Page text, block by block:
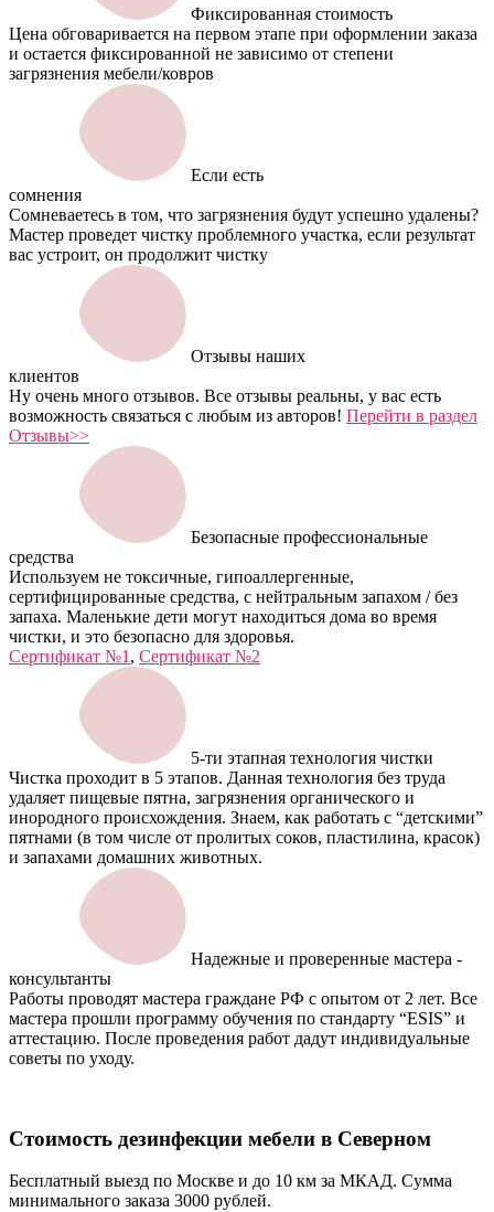
Фиксированная стоимость
Цена обговаривается на первом этапе при оформлении заказа
и остается фиксированной не зависимо от степени
загрязнения мебели/ковров
Если есть
сомнения
Сомневаетесь в том, что загрязнения будут успешно удалены?
Мастер проведет чистку проблемного участка, если результат
вас устроит, он продолжит чистку
Отзывы наших
клиентов
Ну очень много отзывов. Все отзывы реальны, у вас есть
возможность связаться с любым из авторов! Перейти в раздел
Отзывы>>
Безопасные профессиональные
средства
Используем не токсичные, гипоаллергенные,
сертифицированные средства, с нейтральным запахом / без
запаха. Маленькие дети могут находиться дома во время
чистки, и это безопасно для здоровья.
Сертификат №1 , Сертификат №2
5-ти этапная технология чистки
Чистка проходит в 5 этапов. Данная технология без труда
удаляет пищевые пятна, загрязнения органического и
инородного происхождения. Знаем, как работать с “детскими”
пятнами (в том числе от пролитых соков, пластилина, красок)
и запахами домашних животных.
Надежные и проверенные мастера -
консультанты
Работы проводят мастера граждане РФ с опытом от 2 лет. Все
мастера прошли программу обучения по стандарту “ESIS” и
аттестацию. После проведения работ дадут индивидуальные
советы по уходу.
Стоимость дезинфекции мебели в Северном
Бесплатный выезд по Москве и до 10 км за МКАД. Сумма
минимального заказа 3000 рублей.